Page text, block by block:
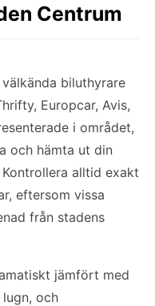
Centrum
biluthyrare
Europcar, Avis,
i området,
och hämta ut din
alltid exakt
eftersom vissa
från stadens
jämfört med
och